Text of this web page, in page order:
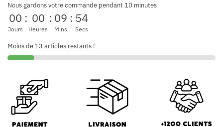
Nous gardons votre commande pendant 10 minutes
00
Jours
: 00
Heures
: 09
Mins
: 54
Secs
Moins de 13 articles restants !